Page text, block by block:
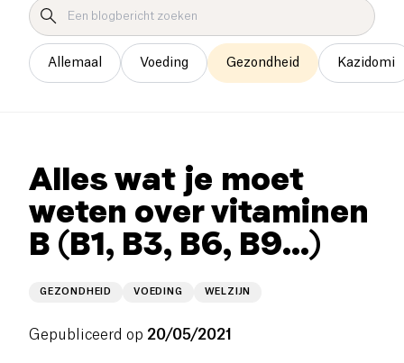
Allemaal Voeding Gezondheid Kazidomi
Alles wat je moet
weten over vitaminen
B (B1, B3, B6, B9...)
GEZONDHEID VOEDING WELZIJN
Gepubliceerd op 20/05/2021